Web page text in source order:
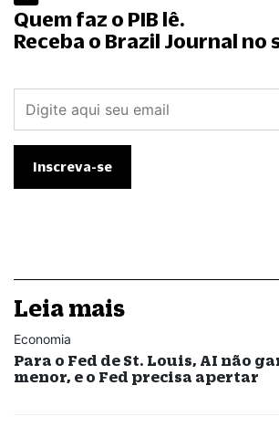
Quem faz o PIB lê.
Receba o Brazil Journal no
Leia mais
Economia
Para o Fed de St. Louis, AI não
menor, e o Fed precisa apertar